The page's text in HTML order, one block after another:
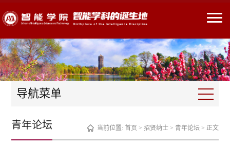
导航菜单
当前位置: 首页 > 招贤纳士> 青年论坛> 正文
青年论坛